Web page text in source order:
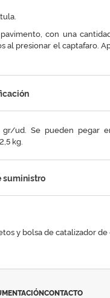
con una
al presionar el captafaro.
ud. Se pueden pegar
kg.
suministro
y bolsa de catalizador de
CONTACTO